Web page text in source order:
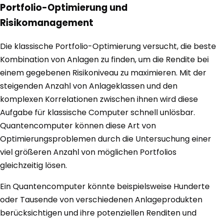
Portfolio-Optimierung und
Risikomanagement
Die klassische Portfolio-Optimierung versucht, die beste
Kombination von Anlagen zu finden, um die Rendite bei
einem gegebenen Risikoniveau zu maximieren. Mit der
steigenden Anzahl von Anlageklassen und den
komplexen Korrelationen zwischen ihnen wird diese
Aufgabe für klassische Computer schnell unlösbar.
Quantencomputer können diese Art von
Optimierungsproblemen durch die Untersuchung einer
viel größeren Anzahl von möglichen Portfolios
gleichzeitig lösen.
Ein Quantencomputer könnte beispielsweise Hunderte
oder Tausende von verschiedenen Anlageprodukten
berücksichtigen und ihre potenziellen Renditen und